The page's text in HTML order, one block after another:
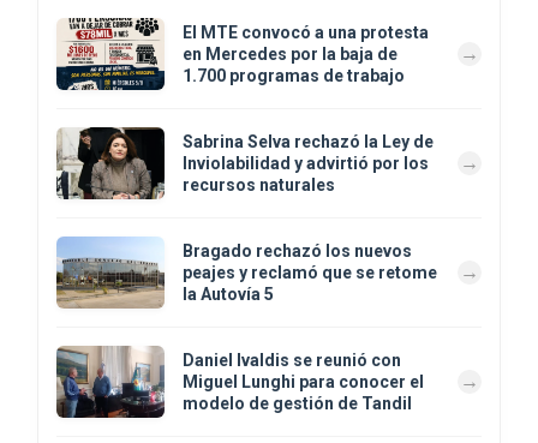
El MTE convocó a una protesta
en Mercedes por la baja de
1.700 programas de trabajo
Sabrina Selva rechazó la Ley de
Inviolabilidad y advirtió por los
recursos naturales
Bragado rechazó los nuevos
peajes y reclamó que se retome
la Autovía 5
Daniel Ivaldis se reunió con
Miguel Lunghi para conocer el
modelo de gestión de Tandil